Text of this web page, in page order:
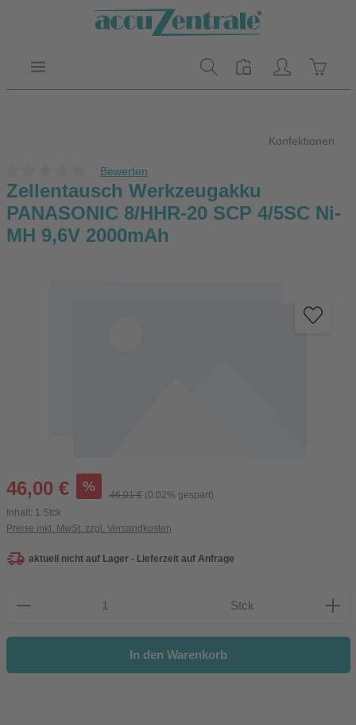
Zum Hauptinhalt springen
Konfektionen
Durchschnittliche Bewertung von 0 von 5 Sternen
Bewerten
Zellentausch Werkzeugakku
PANASONIC 8/HHR-20 SCP 4/5SC Ni-
MH 9,6V 2000mAh
Verkaufspreis:
46,00 € % Regulärer Preis:
46,01 € (0.02% gespart)
Inhalt: 1 Stck
Preise inkl. MwSt. zzgl. Versandkosten
aktuell nicht auf Lager - Lieferzeit auf Anfrage
Produkt Anzahl: Gib den gewünschten Wert ein oder
Stck
In den Warenkorb